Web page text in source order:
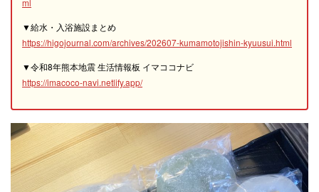
ml
▼給水・入浴施設まとめ
https://higojournal.com/archives/202607-kumamotojishin-kyuusui.html
▼令和8年熊本地震 生活情報板 イマココナビ
https://imacoco-navi.netlify.app/